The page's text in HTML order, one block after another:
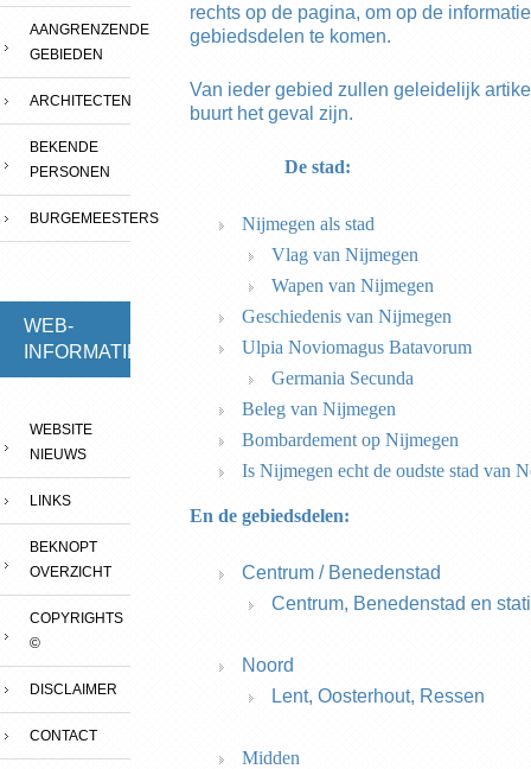
AANGRENZENDE
GEBIEDEN
ARCHITECTEN
BEKENDE
PERSONEN
BURGEMEESTERS
WEB-
INFORMATIE
WEBSITE
NIEUWS
LINKS
BEKNOPT
OVERZICHT
COPYRIGHTS
©
DISCLAIMER
CONTACT
rechts op de pagina, om op de
gebiedsdelen te komen.
Van ieder gebied zullen geleidelijk
buurt het geval zijn.
De stad:
Nijmegen als stad
Vlag van Nijmegen
Wapen van Nijmegen
Geschiedenis van Nijmegen
Ulpia Noviomagus Batavorum
Germania Secunda
Beleg van Nijmegen
Bombardement op Nijmegen
Is Nijmegen echt de oudste stad van
En de gebiedsdelen:
Centrum / Benedenstad
Centrum, Benedenstad en
Noord
Lent, Oosterhout, Ressen
Midden